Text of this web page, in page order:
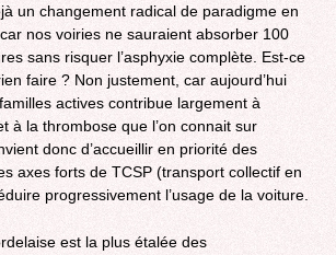
un changement radical de paradigme en
nos voiries ne sauraient absorber 100
sans risquer l’asphyxie complète. Est-ce
faire ? Non justement, car aujourd’hui
actives contribue largement à
à la thrombose que l’on connait sur
donc d’accueillir en priorité des
axes forts de TCSP (transport collectif en
progressivement l’usage de la voiture.
est la plus étalée des